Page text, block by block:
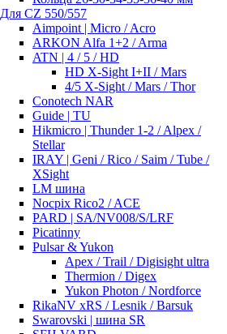
Для CZ 550/557
Aimpoint | Micro / Acro
ARKON Alfa 1+2 / Arma
ATN | 4 / 5 / HD
HD X-Sight I+II / Mars
4/5 X-Sight / Mars / Thor
Conotech NAR
Guide | TU
Hikmicro | Thunder 1-2 / Alpex /
Stellar
IRAY | Geni / Rico / Saim / Tube /
XSight
LM шина
Nocpix Rico2 / ACE
PARD | SA/NV008/S/LRF
Picatinny
Pulsar & Yukon
Apex / Trail / Digisight ultra
Thermion / Digex
Yukon Photon / Nordforce
RikaNV xRS / Lesnik / Barsuk
Swarovski | шина SR